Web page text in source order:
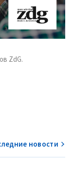
ZdG.
новости